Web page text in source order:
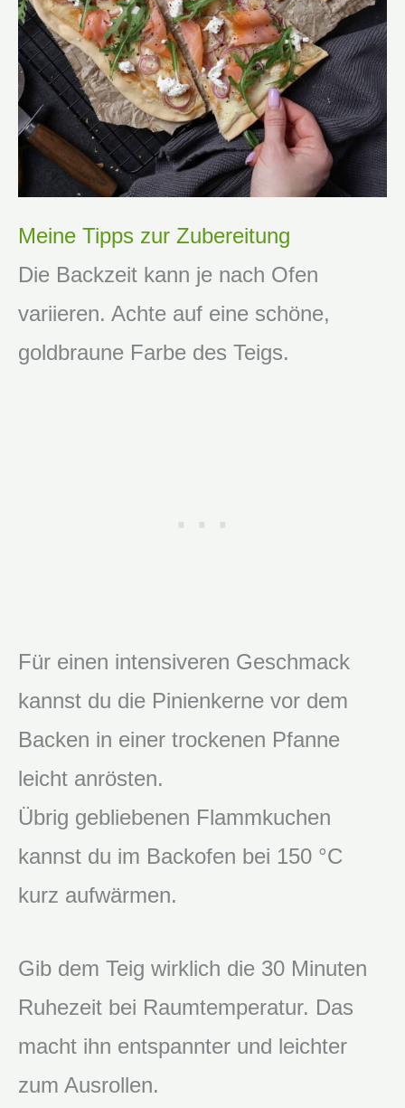
Meine Tipps zur Zubereitung
Die Backzeit kann je nach Ofen
variieren. Achte auf eine schöne,
goldbraune Farbe des Teigs.
Für einen intensiveren Geschmack
kannst du die Pinienkerne vor dem
Backen in einer trockenen Pfanne
leicht anrösten.
Übrig gebliebenen Flammkuchen
kannst du im Backofen bei 150 °C
kurz aufwärmen.
Gib dem Teig wirklich die 30 Minuten
Ruhezeit bei Raumtemperatur. Das
macht ihn entspannter und leichter
zum Ausrollen.